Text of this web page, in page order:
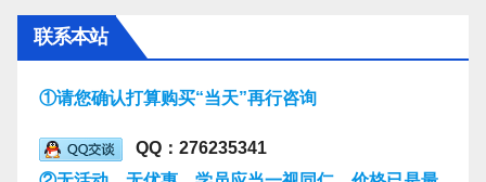
联系本站
①请您确认打算购买“当天”再行咨询
QQ：276235341